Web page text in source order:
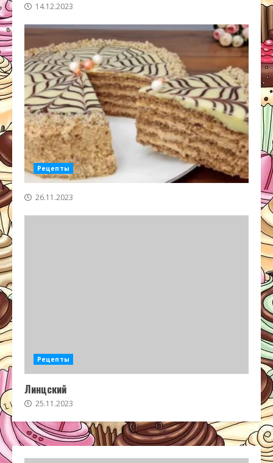
14.12.2023
Рецепты
26.11.2023
Рецепты
Линцский
25.11.2023